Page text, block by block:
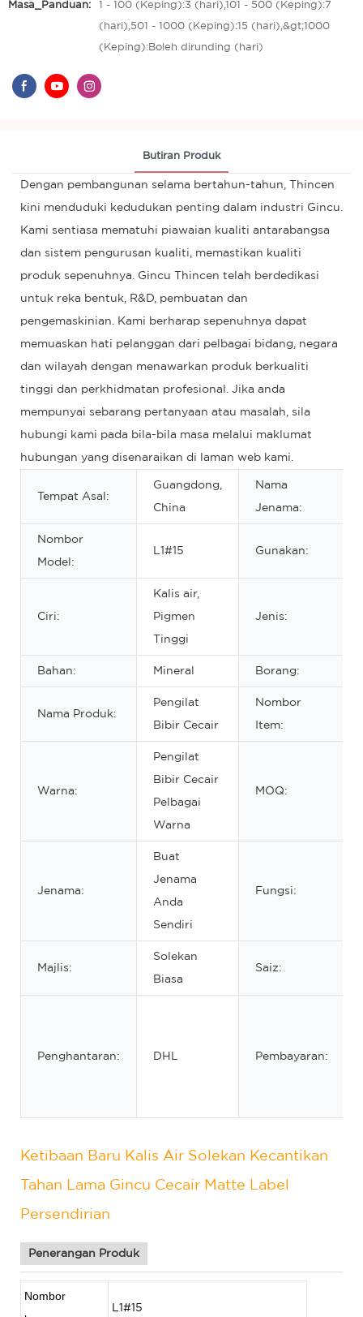
Masa_Panduan: 1 - 100 (Keping):3 (hari),101 - 500 (Keping):7
(hari),501 - 1000 (Keping):15 (hari),&gt;1000
(Keping):Boleh dirunding (hari)
Butiran Produk
Dengan pembangunan selama bertahun-tahun, Thincen
kini menduduki kedudukan penting dalam industri Gincu.
Kami sentiasa mematuhi piawaian kualiti antarabangsa
dan sistem pengurusan kualiti, memastikan kualiti
produk sepenuhnya. Gincu Thincen telah berdedikasi
untuk reka bentuk, R&D, pembuatan dan
pengemaskinian. Kami berharap sepenuhnya dapat
memuaskan hati pelanggan dari pelbagai bidang, negara
dan wilayah dengan menawarkan produk berkualiti
tinggi dan perkhidmatan profesional. Jika anda
mempunyai sebarang pertanyaan atau masalah, sila
hubungi kami pada bila-bila masa melalui maklumat
hubungan yang disenaraikan di laman web kami.
Tempat Asal:
Guangdong,
China
Nama
Jenama:
Nombor
Model:
L1#15 Gunakan:
Ciri:
Kalis air,
Pigmen
Tinggi
Jenis:
Bahan: Mineral Borang:
Nama Produk:
Pengilat
Bibir Cecair
Nombor
Item:
Warna:
Pengilat
Bibir Cecair
Pelbagai
Warna
MOQ:
Jenama:
Buat
Jenama
Anda
Sendiri
Fungsi:
Majlis:
Solekan
Biasa
Saiz:
Penghantaran: DHL Pembayaran:
Ketibaan Baru Kalis Air Solekan Kecantikan
Tahan Lama Gincu Cecair Matte Label
Persendirian
Penerangan Produk
Nombor
L1#15